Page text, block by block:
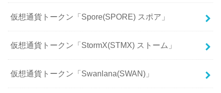
仮想通貨トークン「Spore(SPORE) スポア」
仮想通貨トークン「StormX(STMX) ストーム」
仮想通貨トークン「Swanlana(SWAN)」